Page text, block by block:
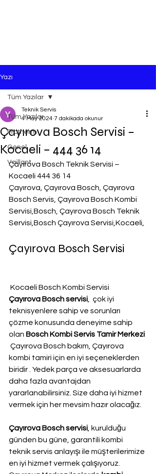
Yazı
Tüm Yazılar
Protherm
Genel
Vaillant
Tüm Yazılar
Çayırova Bosch Servisi –
Kocaeli – 444 36 14
Teknik Servis
4 May 2024 7 dakikada okunur
Çayırova Bosch Teknik Servisi –
Kocaeli 444 36 14
Çayırova, Çayırova Bosch, Çayırova
Bosch Servis, Çayırova Bosch Kombi
Servisi,Bosch, Çayırova Bosch Teknik
Servisi,Bosch Çayırova Servisi,Kocaeli,
Çayırova Bosch Servisi
Kocaeli Bosch Kombi Servisi
Çayırova Bosch servisi ,  çok iyi
teknisyenlere sahip ve sorunları
çözme konusunda deneyime sahip
olan Bosch Kombi Servis Tamir Merkezi
Çayırova Bosch bakım, Çayırova
kombi tamiri için en iyi seçeneklerden
biridir . Yedek parça ve aksesuarlarda
daha fazla avantajdan
yararlanabilirsiniz. Size daha iyi hizmet
vermek için her mevsim hazır olacağız.
Çayırova Bosch servisi , kurulduğu
günden bu güne, garantili kombi
teknik servis anlayışı ile müşterilerimize
en iyi hizmet vermek çalışıyoruz.